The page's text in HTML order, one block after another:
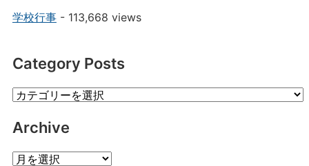
学校行事- 113,668 views
Category Posts
Category
Archive
Archive